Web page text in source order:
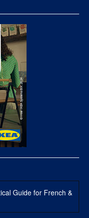
Guide for French &